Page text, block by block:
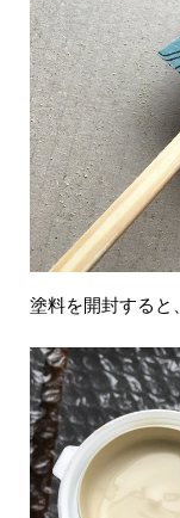
塗料を開封すると、